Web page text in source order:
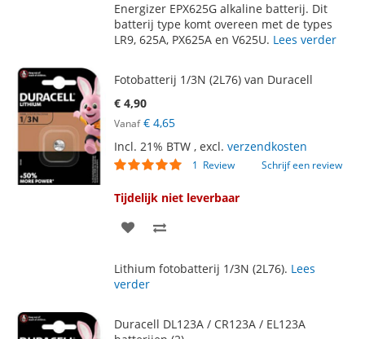
AAN TE
Energizer EPX625G alkaline batterij. Dit
batterij type komt overeen met de types
LR9, 625A, PX625A en V625U. Lees verder
Fotobatterij 1/3N (2L76) van Duracell
€ 4,90
Vanaf € 4,65
Incl. 21% BTW , excl. verzendkosten
Waardering:
1 Review Schrijf een review
Tijdelijk niet leverbaar
VOEG
AAN
Lithium fotobatterij 1/3N (2L76). Lees
verder
Duracell DL123A / CR123A / EL123A